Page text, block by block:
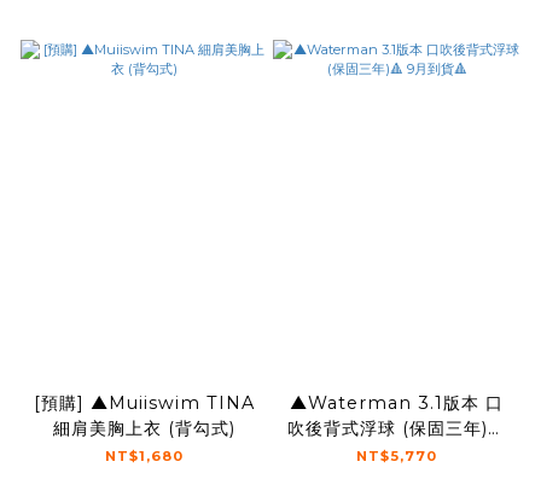
[預購] ▲Muiiswim TINA
細肩美胸上衣 (背勾式)
NT$1,680
▲Waterman 3.1版本 口
吹後背式浮球 (保固三年)🔺
9月到貨🔺
NT$5,770